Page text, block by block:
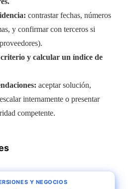
contrastar fechas, números
y confirmar con terceros si
y calcular un índice de
aceptar solución,
internamente o presentar
competente.
Y NEGOCIOS